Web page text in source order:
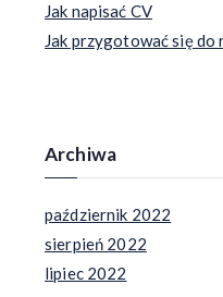
Jak napisać CV
Jak przygotować się do
Archiwa
październik 2022
sierpień 2022
lipiec 2022